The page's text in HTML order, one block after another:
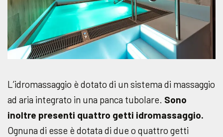
L’idromassaggio è dotato di un sistema di massaggio
ad aria integrato in una panca tubolare. Sono
inoltre presenti quattro getti idromassaggio.
Ognuna di esse è dotata di due o quattro getti